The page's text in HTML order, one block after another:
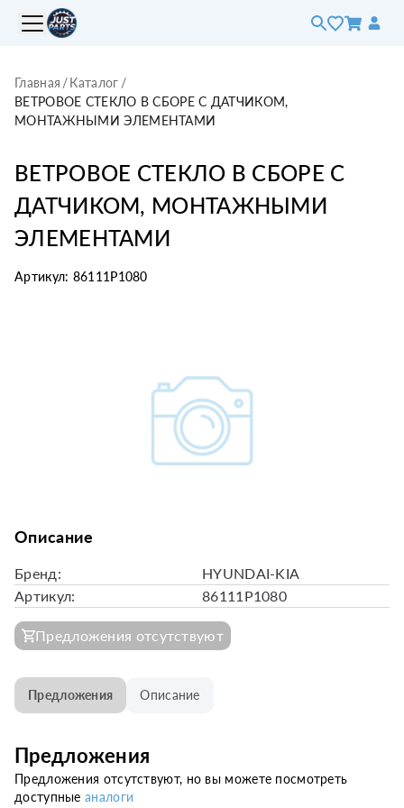
Главная /Каталог /
ВЕТРОВОЕ СТЕКЛО В СБОРЕ С ДАТЧИКОМ,
МОНТАЖНЫМИ ЭЛЕМЕНТАМИ
ВЕТРОВОЕ СТЕКЛО В СБОРЕ С
ДАТЧИКОМ, МОНТАЖНЫМИ
ЭЛЕМЕНТАМИ
Артикул: 86111P1080
Описание
Бренд:
HYUNDAI-KIA
Артикул:
86111P1080
Предложения отсутствуют
Предложения Описание
Предложения
Предложения отсутствуют, но вы можете посмотреть
доступныеаналоги